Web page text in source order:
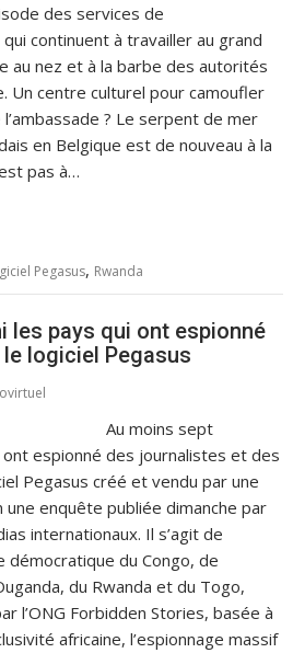
des services de
continuent à travailler au grand
au nez et à la barbe des autorités
Un centre culturel pour camoufler
? Le serpent de mer
en Belgique est de nouveau à la
pas à…
Pegasus, Rwanda
les pays qui ont espionné
logiciel Pegasus
Au moins sept
espionné des journalistes et des
Pegasus créé et vendu par une
enquête publiée dimanche par
internationaux. Il s’agit de
démocratique du Congo, de
du Rwanda et du Togo,
l’ONG Forbidden Stories, basée à
africaine, l’espionnage massif